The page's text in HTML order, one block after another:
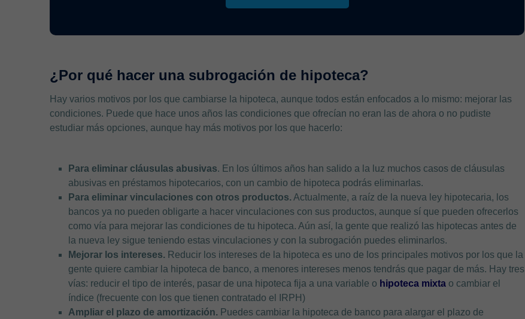
¿Por qué hacer una subrogación de hipoteca?
Hay varios motivos por los que cambiarse la hipoteca, aunque todos están enfocados a lo mismo: mejorar las
condiciones. Puede que hace unos años las condiciones que ofrecían no eran las de ahora o no pudiste
estudiar más opciones, aunque hay más motivos por los que hacerlo:
Para eliminar cláusulas abusivas. En los últimos años han salido a la luz muchos casos de cláusulas
abusivas en préstamos hipotecarios, con un cambio de hipoteca podrás eliminarlas.
Para eliminar vinculaciones con otros productos. Actualmente, a raíz de la nueva ley hipotecaria, los
bancos ya no pueden obligarte a hacer vinculaciones con sus productos, aunque sí que pueden ofrecerlos
como vía para mejorar las condiciones de tu hipoteca. Aún así, la gente que realizó las hipotecas antes de
la nueva ley sigue teniendo estas vinculaciones y con la subrogación puedes eliminarlos.
Mejorar los intereses. Reducir los intereses de la hipoteca es uno de los principales motivos por los que la
gente quiere cambiar la hipoteca de banco, a menores intereses menos tendrás que pagar de más. Hay tres
vías: reducir el tipo de interés, pasar de una hipoteca fija a una variable o hipoteca mixtao cambiar el
índice (frecuente con los que tienen contratado el IRPH)
Ampliar el plazo de amortización. Puedes cambiar la hipoteca de banco para alargar el plazo de